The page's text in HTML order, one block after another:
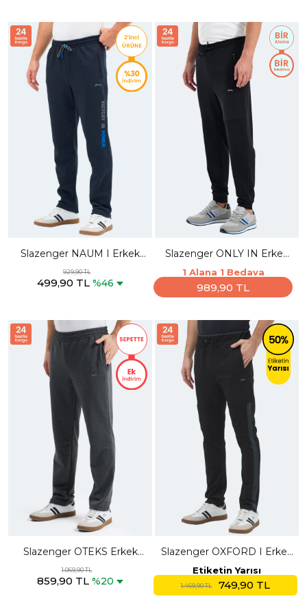
Slazenger NAUM I Erkek
Cepli Lacivert Eşofman Altı
929,90 TL
499,90 TL %46
Slazenger ONLY IN Erkek
Fermuar Cepli Siyah
Eşofman Altı
1 Alana 1 Bedava
989,90 TL
Slazenger OTEKS Erkek
Cepli Koyu Gri Eşofman Altı
1.069,90 TL
859,90 TL %20
Slazenger OXFORD I Erkek
Fermuar Cepli Siyah
Eşofman Altı
Etiketin Yarısı
1.469,90 TL 749,90 TL